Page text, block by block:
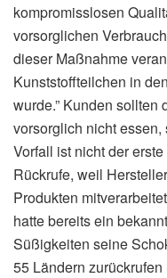
kompromisslosen
vorsorglichen
dieser Maßnahme
Kunststoffteilchen in
wurde.” Kunden
vorsorglich nicht essen,
Vorfall ist nicht der
Rückrufe, weil
Produkten
hatte bereits ein
Süßigkeiten seine
55 Ländern zurückrufen